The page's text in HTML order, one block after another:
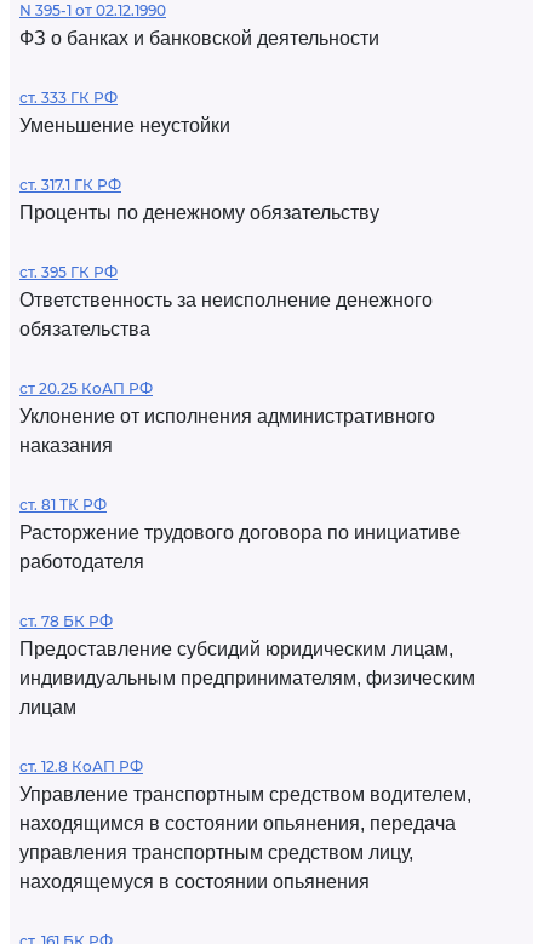
N 395-1 от 02.12.1990
ФЗ о банках и банковской деятельности
ст. 333 ГК РФ
Уменьшение неустойки
ст. 317.1 ГК РФ
Проценты по денежному обязательству
ст. 395 ГК РФ
Ответственность за неисполнение денежного
обязательства
ст 20.25 КоАП РФ
Уклонение от исполнения административного
наказания
ст. 81 ТК РФ
Расторжение трудового договора по инициативе
работодателя
ст. 78 БК РФ
Предоставление субсидий юридическим лицам,
индивидуальным предпринимателям, физическим
лицам
ст. 12.8 КоАП РФ
Управление транспортным средством водителем,
находящимся в состоянии опьянения, передача
управления транспортным средством лицу,
находящемуся в состоянии опьянения